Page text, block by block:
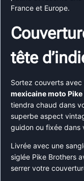
France et Europe.
tête
Sortez couverts
mexicaine moto
tiendra chaud dans
superbe aspect
guidon ou fixée dans
Livrée avec une
siglée Pike Brothers
serrer votre